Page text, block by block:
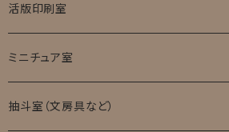
活版印刷室
ミニチュア室
ミニチュア試験管入標本
抽斗室（文房具など）